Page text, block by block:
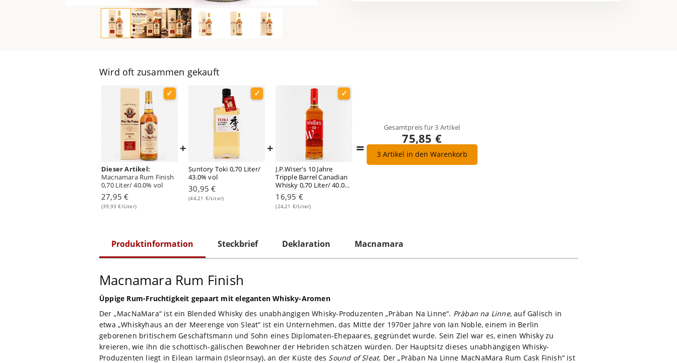
Wird oft zusammen gekauft
Dieser Artikel:
Macnamara Rum Finish
0,70 Liter/ 40.0% vol
27,95 €
(39,93 €/Liter)
+
Suntory Toki 0,70 Liter/
43.0% vol
30,95 €
(44,21 €/Liter)
+
J.P.Wiser's 10 Jahre
Tripple Barrel Canadian
Whisky 0,70 Liter/ 40.0%
vol
16,95 €
(24,21 €/Liter)
=
Gesamtpreis für3 Artikel
75,85 €
3Artikel in den Warenkorb
Produktinformation Steckbrief Deklaration Macnamara
Macnamara Rum Finish
Üppige Rum-Fruchtigkeit gepaart mit eleganten Whisky-Aromen
Der „MacNaMara“ ist ein Blended Whisky des unabhängigen Whisky-Produzenten „Pràban Na Linne“. Pràban na Linne, auf Gälisch in
etwa „Whiskyhaus an der Meerenge von Sleat“ ist ein Unternehmen, das Mitte der 1970er Jahre von Ian Noble, einem in Berlin
geborenen britischem Geschäftsmann und Sohn eines Diplomaten-Ehepaares, gegründet wurde. Sein Ziel war es, einen Whisky zu
kreieren, wie ihn die schottisch-gälischen Bewohner der Hebriden schätzen würden. Der Hauptsitz dieses unabhängigen Whisky-
Produzenten liegt in Eilean Iarmain (Isleornsay), an der Küste des Sound of Sleat. Der „Pràban Na Linne MacNaMara Rum Cask Finish“ ist